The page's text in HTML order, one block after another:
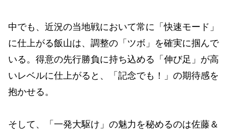
中でも、近況の当地戦において常に「快速モード」
に仕上がる飯山は、調整の「ツボ」を確実に掴んで
いる。得意の先行勝負に持ち込める「伸び足」が高
いレベルに仕上がると、「記念でも！」の期待感を
抱かせる。
そして、「一発大駆け」の魅力を秘めるのは佐藤＆